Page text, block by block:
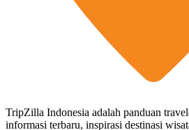
TripZilla Indonesia adalah panduan
informasi terbaru, inspirasi destinasi